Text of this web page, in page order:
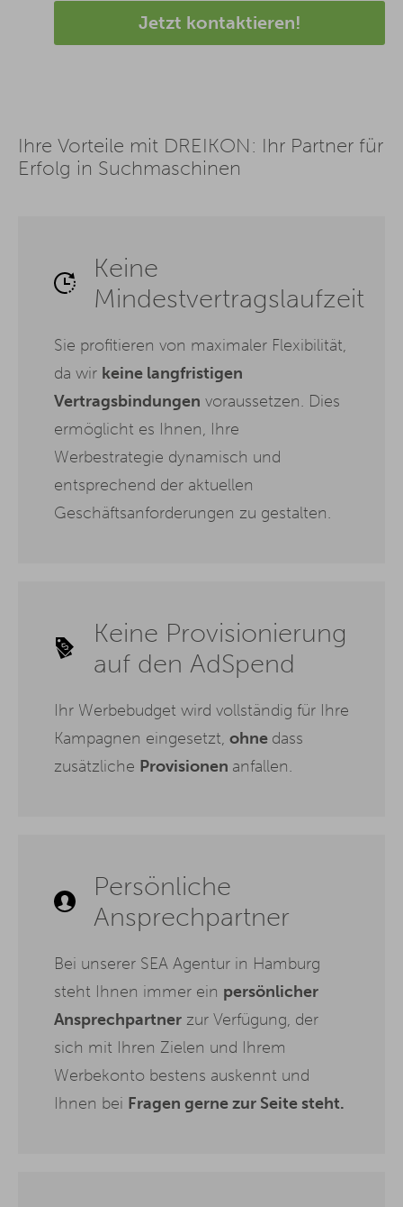
Jetzt kontaktieren!
Ihre Vorteile mit DREIKON: Ihr Partner für
Erfolg in Suchmaschinen
Keine
Mindestvertragslaufzeit
Sie profitieren von maximaler Flexibilität,
da wir keine langfristigen
Vertragsbindungen voraussetzen. Dies
ermöglicht es Ihnen, Ihre
Werbestrategie dynamisch und
entsprechend der aktuellen
Geschäftsanforderungen zu gestalten.
Keine Provisionierung
auf den AdSpend
Ihr Werbebudget wird vollständig für Ihre
Kampagnen eingesetzt, ohne dass
zusätzliche Provisionen anfallen.
Persönliche
Ansprechpartner
Bei unserer SEA Agentur in Hamburg
steht Ihnen immer ein persönlicher
Ansprechpartner zur Verfügung, der
sich mit Ihren Zielen und Ihrem
Werbekonto bestens auskennt und
Ihnen bei Fragen gerne zur Seite steht.